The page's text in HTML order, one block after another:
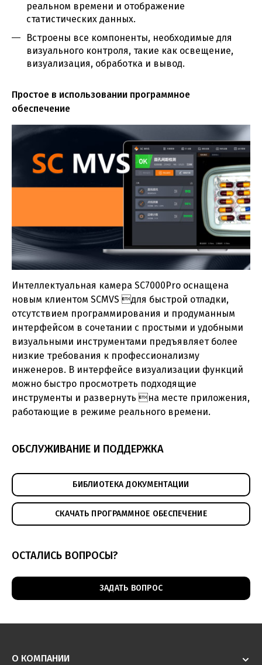
реальном времени и отображение
статистических данных.
Встроены все компоненты, необходимые для
визуального контроля, такие как освещение,
визуализация, обработка и вывод.
Простое в использовании программное
обеспечение
Интеллектуальная камера SC7000Pro оснащена
новым клиентом SCMVS для быстрой отладки,
отсутствием программирования и продуманным
интерфейсом в сочетании с простыми и удобными
визуальными инструментами предъявляет более
низкие требования к профессионализму
инженеров. В интерфейсе визуализации функций
можно быстро просмотреть подходящие
инструменты и развернуть на месте приложения,
работающие в режиме реального времени.
Техническое зрение - решения для логистики
ОБСЛУЖИВАНИЕ И ПОДДЕРЖКА
БИБЛИОТЕКА ДОКУМЕНТАЦИИ
СКАЧАТЬ ПРОГРАММНОЕ ОБЕСПЕЧЕНИЕ
ОСТАЛИСЬ ВОПРОСЫ?
ЗАДАТЬ ВОПРОС
О КОМПАНИИ